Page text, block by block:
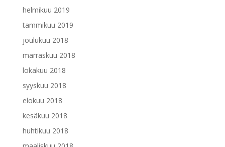
helmikuu 2019
tammikuu 2019
joulukuu 2018
marraskuu 2018
lokakuu 2018
syyskuu 2018
elokuu 2018
kesäkuu 2018
huhtikuu 2018